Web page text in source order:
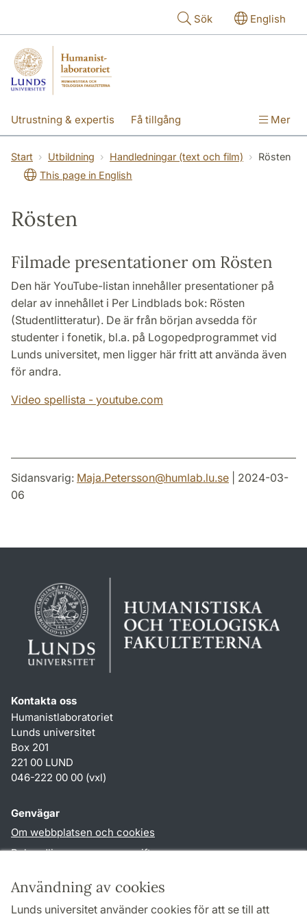
Användning av cookies
Lunds universitet använder cookies för att se till att
Sök English
Utrustning & expertis Få tillgång
Om labbet
Mer
Start Utbildning Handledningar (text och film)
Rösten
This page in English
Rösten
Filmade presentationer om Rösten
Den här YouTube-listan innehåller presentationer på
delar av innehållet i Per Lindblads bok: Rösten
(Studentlitteratur). De är från början avsedda för
studenter i fonetik, bl.a. på Logopedprogrammet vid
Lunds universitet, men ligger här fritt att använda även
för andra.
Video spellista - youtube.com
Sidansvarig: Maja.Petersson@humlab.lu.se | 2024-03-
06
Kontakta oss
Humanistlaboratoriet
Lunds universitet
Box 201
221 00 LUND
046-222 00 00 (vxl)
Genvägar
Om webbplatsen och cookies
Behandling av personuppgifter
TYPO3-login